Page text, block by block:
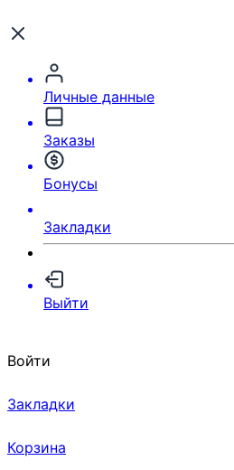
Личные данные
Заказы
Бонусы
Закладки
Выйти
Войти
Закладки
Корзина